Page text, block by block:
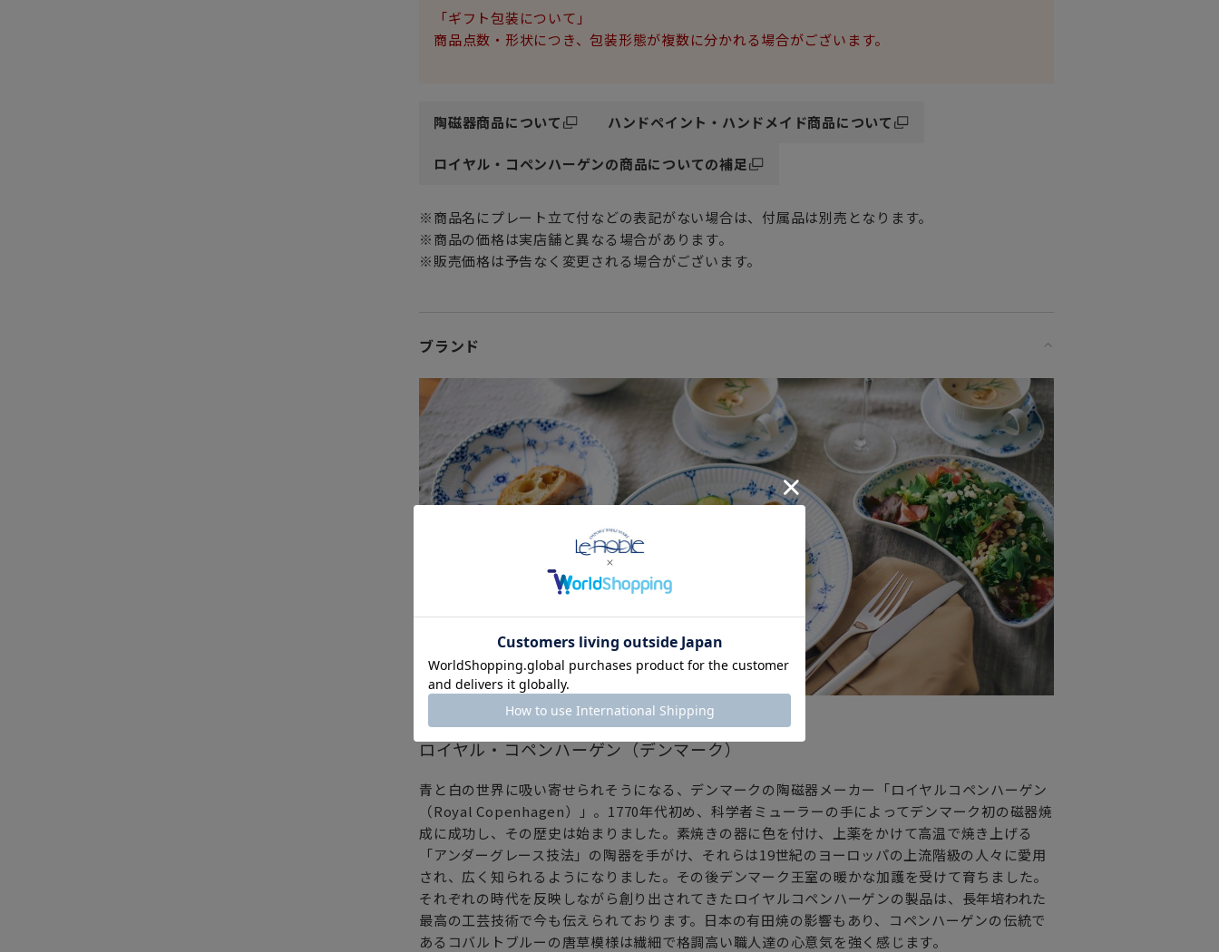
「ギフト包装について」
商品点数・形状につき、包装形態が複数に分かれる場合がございます。
陶磁器商品について ハンドペイント・ハンドメイド商品について
ロイヤル・コペンハーゲンの商品についての補足
※商品名にプレート立て付などの表記がない場合は、付属品は別売となります。
※商品の価格は実店舗と異なる場合があります。
※販売価格は予告なく変更される場合がございます。
ブランド
ブランド
ロイヤル・コペンハーゲン（デンマーク）
青と白の世界に吸い寄せられそうになる、デンマークの陶磁器メーカー「ロイヤルコペンハーゲン
（Royal Copenhagen）」。1770年代初め、科学者ミューラーの手によってデンマーク初の磁器焼
成に成功し、その歴史は始まりました。素焼きの器に色を付け、上薬をかけて高温で焼き上げる
「アンダーグレース技法」の陶器を手がけ、それらは19世紀のヨーロッパの上流階級の人々に愛用
され、広く知られるようになりました。その後デンマーク王室の暖かな加護を受けて育ちました。
それぞれの時代を反映しながら創り出されてきたロイヤルコペンハーゲンの製品は、長年培われた
最高の工芸技術で今も伝えられております。日本の有田焼の影響もあり、コペンハーゲンの伝統で
あるコバルトブルーの唐草模様は繊細で格調高い職人達の心意気を強く感じます。